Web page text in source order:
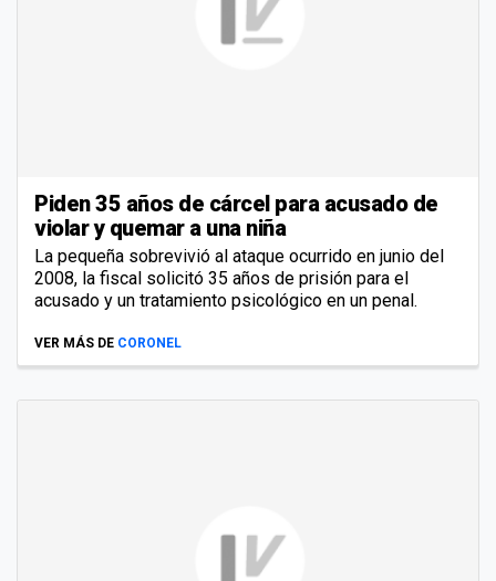
Piden 35 años de cárcel para acusado de
violar y quemar a una niña
La pequeña sobrevivió al ataque ocurrido en junio del
2008, la fiscal solicitó 35 años de prisión para el
acusado y un tratamiento psicológico en un penal.
VER MÁS DE CORONEL